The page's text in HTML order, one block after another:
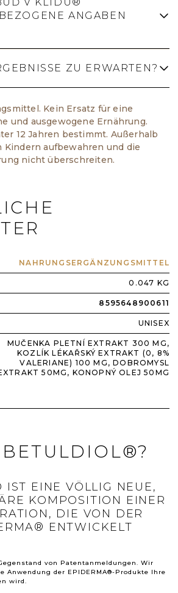
nicht für Kinder unter 12
In Schwangerschaft und
gleichzeitiger Einnahme
ANGABEN
ein
kein Arzneimittel,
sind in der EU derzeit
Angaben
machen wir dazu keine.
ZU ERWARTEN?
ist die
individuell und sie sind bei
Einnahme sinnvoll.
ist kein
ersetzt weder eine
Kein Ersatz für eine
und ausgewogene Ernährung.
12 Jahren bestimmt. Außerhalb
Kindern aufbewahren und die
nicht überschreiten.
NAHRUNGSERGÄNZUNGSMITTEL
0.047 KG
8595648900611
UNISEX
MUČENKA PLETNÍ EXTRAKT 300 MG,
KOZLÍK LÉKAŘSKÝ EXTRAKT (0, 8%
VALERIANE) 100 MG, DOBROMYSL
50MG, KONOPNÝ OLEJ 50MG
BETULDIOL®?
IST EINE VÖLLIG NEUE,
KOMPOSITION EINER
DIE VON DER
ENTWICKELT
von Patentanmeldungen. Wir
Anwendung der EPIDERMA®-Produkte Ihre
wird.